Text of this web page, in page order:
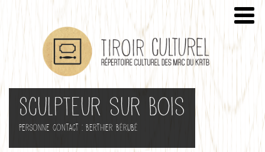
Sculpteur sur bois
Personne contact : Berthier Bérubé